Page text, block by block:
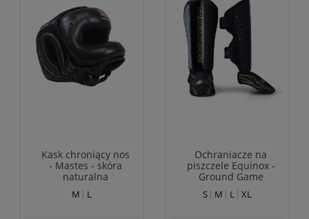
Kask chroniący nos
- Mastes - skóra
naturalna
M L
Ochraniacze na
piszczele Equinox -
Ground Game
S M L XL